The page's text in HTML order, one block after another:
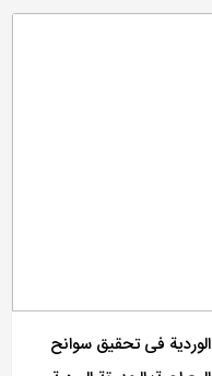
الوردیة فی تحقیق سوانح